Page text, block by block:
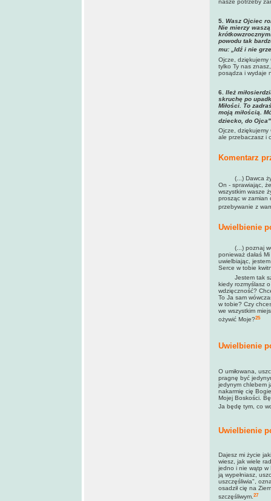
nasze potrzeby
5. Wasz Ojciec
Nie mierzy
powodu tak
mu: „Idź i nie
Ojcze, dziękujemy
tylko Ty nas
posądza i wydaje
6. Ileż
skruchę po
Miłości. To
moją miłością.
dziecko, do
Ojcze, dziękujemy
ale przebaczasz i
Komentarz
(...) Dawca
On - sprawiając,
wszystkim wasze
prosząc w zamian
przebywanie z
Uwielbienie
(...) poznaj
ponieważ dałaś
uwielbiając,
Serce w tobie
Jestem tak
kiedy rozmyślasz
wdzięczność?
To Ja sam
w tobie? Czy
we wszystkim
ożywić Moje?25
Uwielbienie
O umiłowana,
pragnę być
jedynym chlebem
nakarmię cię
Mojej Boskości.
Ja będę tym, co
Uwielbienie
Dajesz mi życie
wiesz, jak wiele
jedno i nie wątp w
ją wypełniasz,
uszczęśliwia",
osadził cię na
szczęśliwym.27